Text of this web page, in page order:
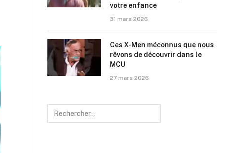
votre enfance
31 mars 2026
Ces X-Men méconnus que nous
rêvons de découvrir dans le
MCU
27 mars 2026